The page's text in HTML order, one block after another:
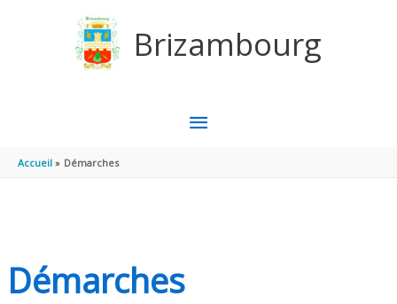
Brizambourg
MENU
Accueil Démarches
Démarches